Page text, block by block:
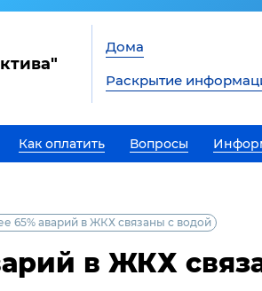
Дома
Раскрытие
Как оплатить Вопросы
65% аварий в ЖКХ связаны с водой
в ЖКХ